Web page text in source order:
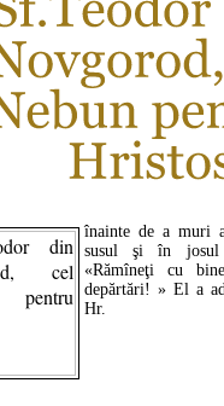
înainte de a muri
susul şi în josul
«Rămîneţi cu
depărtări! » El a
Hr.